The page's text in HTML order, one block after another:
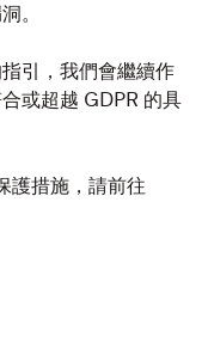
。
引，我們會繼續作
或超越 GDPR 的具
護措施，請前往